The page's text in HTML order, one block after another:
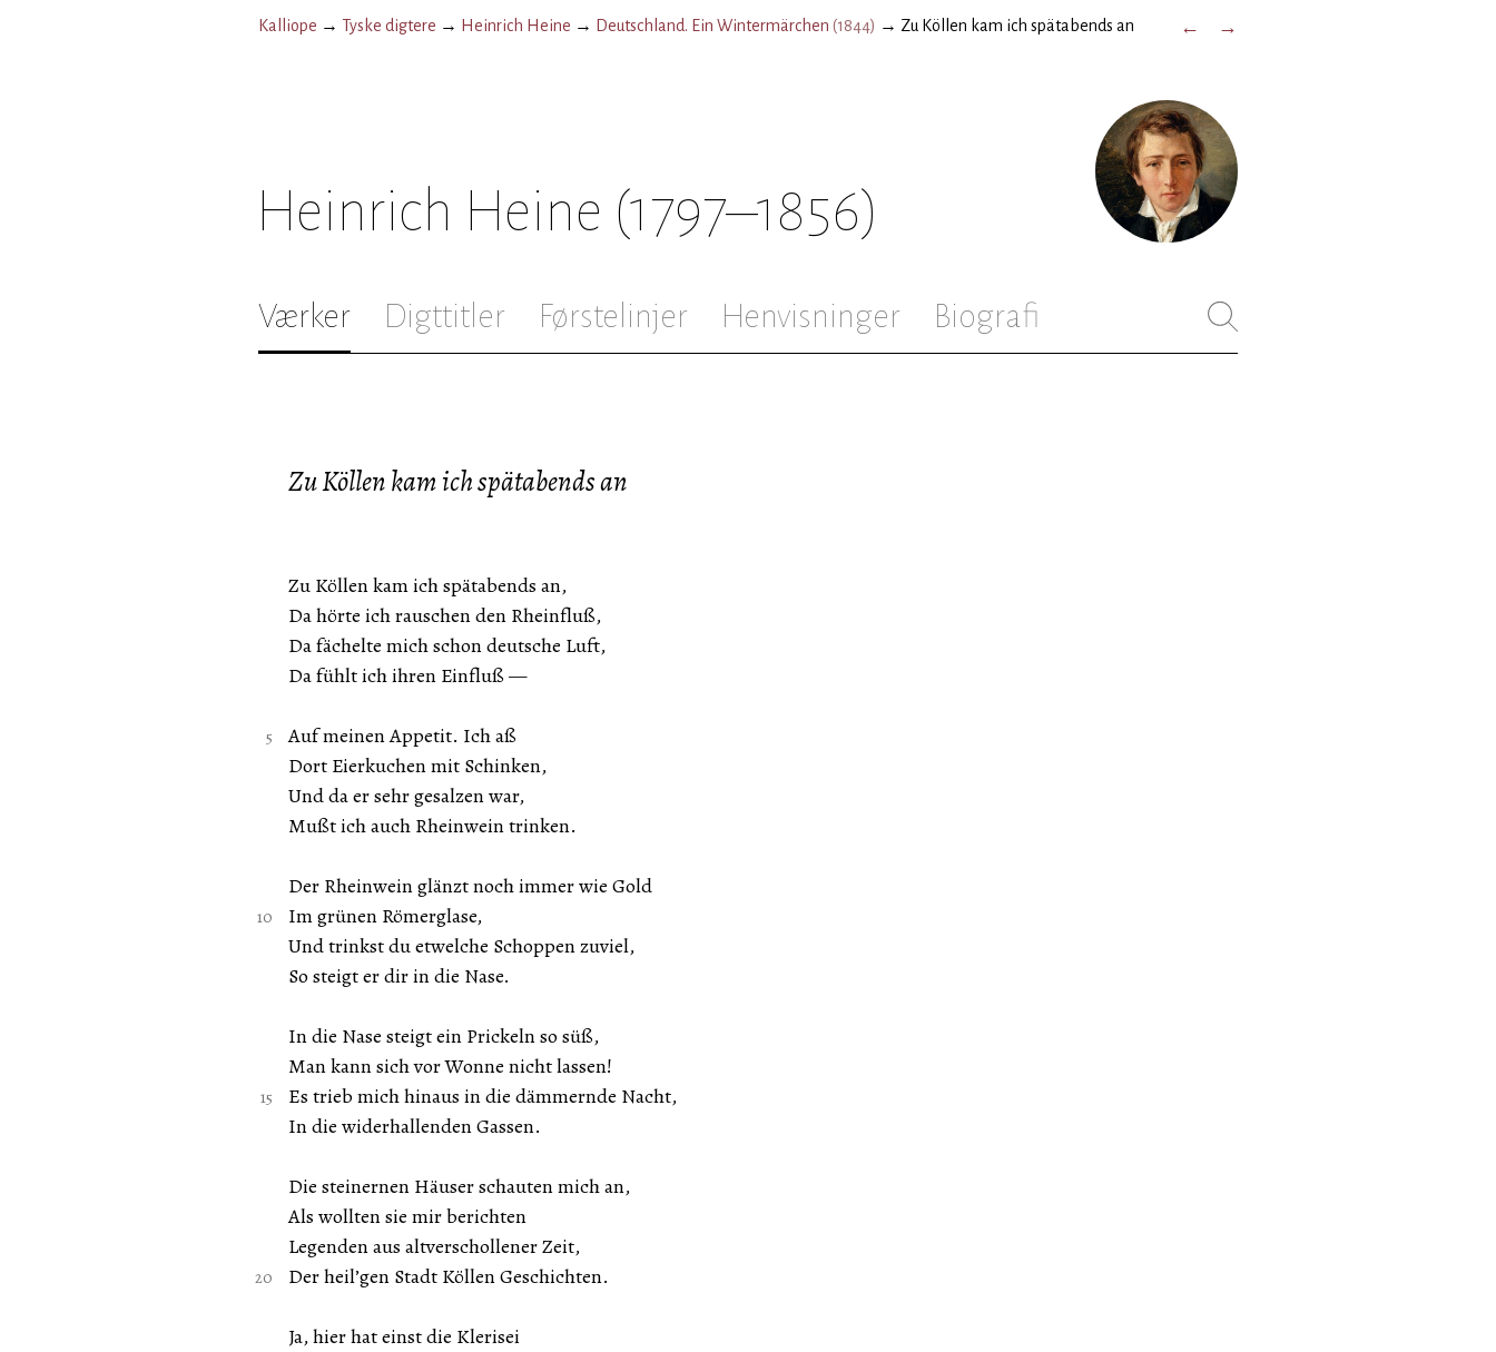
Kalliope → Tyske digtere → Heinrich Heine → Deutschland. Ein Wintermärchen (1844) → Zu Köllen kam ich spätabends an ← →
Heinrich Heine (1797–1856)
Værker Digttitler Førstelinjer Henvisninger Biografi
Zu Köllen kam ich spätabends an
Zu Köllen kam ich spätabends an,
Da hörte ich rauschen den Rheinfluß,
Da fächelte mich schon deutsche Luft,
Da fühlt ich ihren Einfluß —
Auf meinen Appetit. Ich aß
Dort Eierkuchen mit Schinken,
Und da er sehr gesalzen war,
Mußt ich auch Rheinwein trinken.
Der Rheinwein glänzt noch immer wie Gold
Im grünen Römerglase,
Und trinkst du etwelche Schoppen zuviel,
So steigt er dir in die Nase.
In die Nase steigt ein Prickeln so süß,
Man kann sich vor Wonne nicht lassen!
Es trieb mich hinaus in die dämmernde Nacht,
In die widerhallenden Gassen.
Die steinernen Häuser schauten mich an,
Als wollten sie mir berichten
Legenden aus altverschollener Zeit,
Der heil’gen Stadt Köllen Geschichten.
Ja, hier hat einst die Klerisei